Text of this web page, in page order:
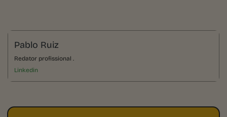
Pablo Ruiz
Redator profissional .
Linkedin